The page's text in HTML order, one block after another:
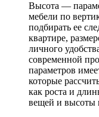
Высота —
мебели по
подбирать ее
квартире,
личного
современной
параметров
которые
как роста и
вещей и высоты